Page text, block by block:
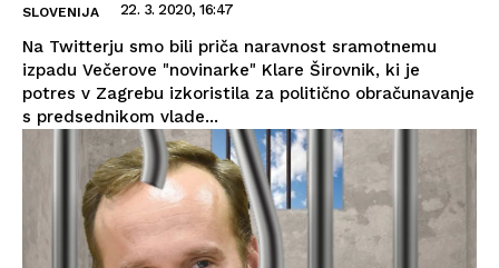
SLOVENIJA 22. 3. 2020, 16:47
Na Twitterju smo bili priča naravnost sramotnemu
izpadu Večerove "novinarke" Klare Širovnik, ki je
potres v Zagrebu izkoristila za politično obračunavanje
s predsednikom vlade...